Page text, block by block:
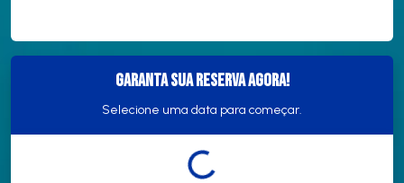
Garanta sua reserva agora!
Selecione uma data para começar.